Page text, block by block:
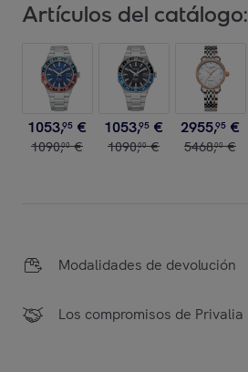
Artículos del catálogo:
1053,95 €
1090,00 €
1053,95 €
1090,00 €
2955,95 €
5468,00 €
Modalidades de devolución
Los compromisos de Privalia